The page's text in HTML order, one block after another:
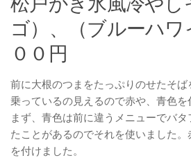
ゴ）、（ブルーハ
００円
前に大根のつまをたっぷりのせたそ
乗っているの見えるので赤や、青色を
まず、青色は前に違うメニューでバ
たことがあるのでそれを使いました
を付けました。